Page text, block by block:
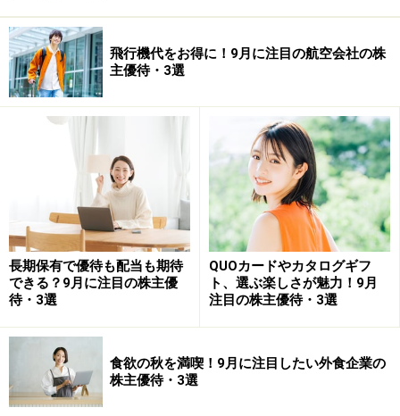
【2016年12月9日株価】 1,387円
【株主優待獲得最低投資額】 100株＝13万8700円
【今期予想現金配当(1株あたり）】 60円
【株主優待権利確定月】 3月末
【株主優待の内容】
100株以上・・・クオ・カード1,000円分
※今回は100株を購入したケースでクオカードを年間に
1,000円分獲得したケースを想定しています（株主優待は
額面通り1,000円で評価し、利回り計算しています）
学習塾激戦区東京都下で繰り広げられる需
要囲い込みへの取り組みを評価
飛行機代をお得に！9月に注目の航空会社の株
主優待・3選
長期保有で優待も配当も期待
できる？9月に注目の株主優
待・3選
QUOカードやカタログギフ
ト、選ぶ楽しさが魅力！9月
注目の株主優待・3選
食欲の秋を満喫！9月に注目したい外食企業の
株主優待・3選